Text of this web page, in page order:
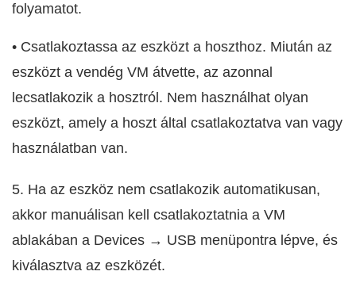
folyamatot.
• Csatlakoztassa az eszközt a hoszthoz. Miután az
eszközt a vendég VM átvette, az azonnal
lecsatlakozik a hosztról. Nem használhat olyan
eszközt, amely a hoszt által csatlakoztatva van vagy
használatban van.
5. Ha az eszköz nem csatlakozik automatikusan,
akkor manuálisan kell csatlakoztatnia a VM
ablakában a Devices → USB menüpontra lépve, és
kiválasztva az eszközét.